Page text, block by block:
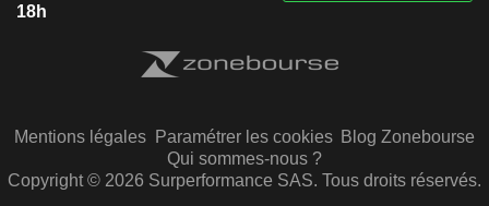
18h
Mentions légales Paramétrer les cookies Blog Zonebourse
Qui sommes-nous ?
Copyright © 2026 Surperformance SAS. Tous droits réservés.